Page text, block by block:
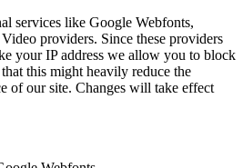
services like Google Webfonts,
providers. Since these providers
your IP address we allow you to block
this might heavily reduce the
of our site. Changes will take effect